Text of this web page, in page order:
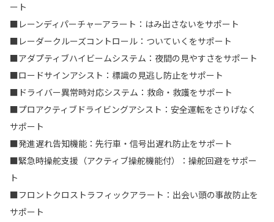
ート
■レーンディパーチャーアラート：はみ出さないをサポート
■レーダークルーズコントロール：ついていくをサポート
■アダプティブハイビームシステム：夜間の見やすさをサポート
■ロードサインアシスト：標識の見逃し防止をサポート
■ドライバー異常時対応システム：救命・救護をサポート
■プロアクティブドライビングアシスト：安全運転をさりげなく
サポート
■発進遅れ告知機能：先行車・信号出遅れ防止をサポート
■緊急時操舵支援（アクティブ操舵機能付）：操舵回避をサポー
ト
■フロントクロストラフィックアラート：出会い頭の事故防止を
サポート